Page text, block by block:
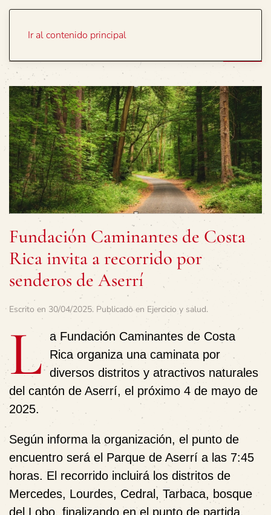
Ir al contenido principal
Fundación Caminantes de Costa
Rica invita a recorrido por
senderos de Aserrí
Escrito en 30/04/2025. Publicado en Ejercicio y salud.
L a Fundación Caminantes de Costa
Rica organiza una caminata por
diversos distritos y atractivos naturales
del cantón de Aserrí, el próximo 4 de mayo de
2025.
Según informa la organización, el punto de
encuentro será el Parque de Aserrí a las 7:45
horas. El recorrido incluirá los distritos de
Mercedes, Lourdes, Cedral, Tarbaca, bosque
del Lobo, finalizando en el punto de partida.